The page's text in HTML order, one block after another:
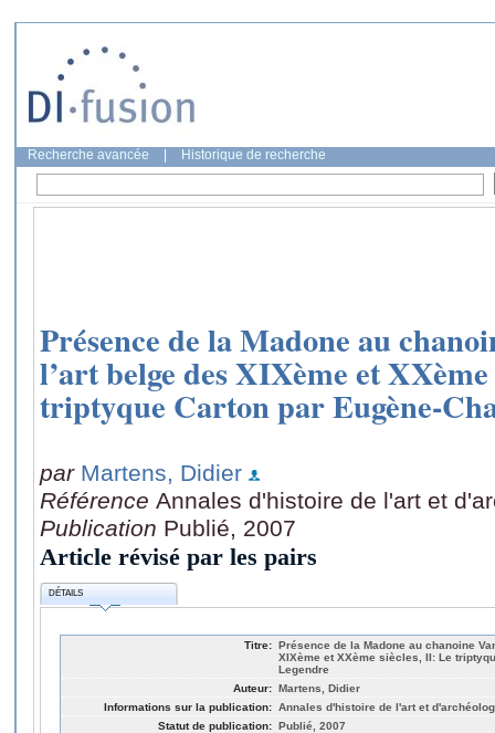
Recherche avancée Historique de recherche
Présence de la Madone au
l’art belge des XIXème et
triptyque Carton par Eugène-
par Martens, Didier
Référence Annales d'histoire de l'art et
Publication Publié, 2007
Article révisé par les pairs
DÉTAILS
Titre: Présence de la Madone au chanoine
XIXème et XXème siècles, II: Le
Legendre
Auteur: Martens, Didier
Informations sur la publication: Annales d'histoire de l'art et
Statut de publication: Publié, 2007